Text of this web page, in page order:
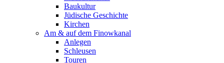
Baukultur
Jüdische Geschichte
Kirchen
Am & auf dem Finowkanal
Anlegen
Schleusen
Touren